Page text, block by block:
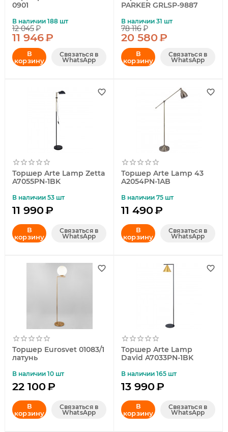
0901
В наличии 188 шт
12 045₽
11 946₽
В
корзину
Связаться в
WhatsApp
PARKER GRLSP-9887
В наличии 31 шт
78 116₽
20 580₽
В
корзину
Связаться в
WhatsApp
Торшер Arte Lamp Zetta
A7055PN-1BK
В наличии 53 шт
11 990₽
В
корзину
Связаться в
WhatsApp
Торшер Arte Lamp 43
A2054PN-1AB
В наличии 75 шт
11 490₽
В
корзину
Связаться в
WhatsApp
Торшер Eurosvet 01083/1
латунь
В наличии 10 шт
22 100₽
В
корзину
Связаться в
WhatsApp
Торшер Arte Lamp
David A7033PN-1BK
В наличии 165 шт
13 990₽
В
корзину
Связаться в
WhatsApp